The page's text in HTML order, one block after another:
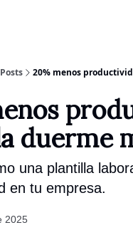
Posts 20% menos
duerme
una plantilla
en tu empresa.
2025